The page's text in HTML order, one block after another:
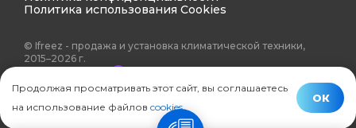
Политика использования Cookies
© Ifreez - продажа и установка климатической техники,
2015–2026 г.
Продолжая просматривать этот сайт, вы соглашаетесь
на использование файлов cookies.
ОК